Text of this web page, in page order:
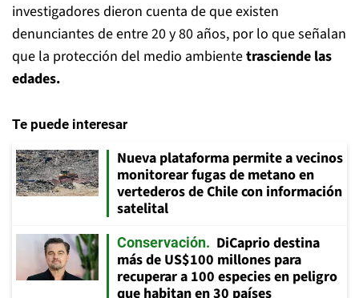
investigadores dieron cuenta de que existen
denunciantes de entre 20 y 80 años, por lo que señalan
que la protección del medio ambientetrasciende las
edades.
Te puede interesar
Nueva plataforma permite a vecinos
monitorear fugas de metano en
vertederos de Chile con información
satelital
Conservación
DiCaprio destina
más de US$100 millones para
recuperar a 100 especies en peligro
que habitan en 30 países